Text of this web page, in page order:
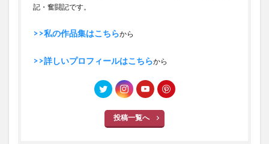
記・奮闘記です。
>>私の作品集はこちらから
>>詳しいプロフィールはこちらから
投稿一覧へ